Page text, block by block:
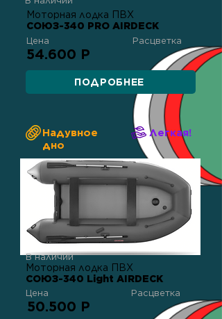
Моторная лодка ПВХ
СОЮЗ-340 PRO AIRDECK
Цена Расцветка
54.600 Р
ПОДРОБНЕЕ
Надувное
дно
Легкая!
В наличии
Моторная лодка ПВХ
СОЮЗ-340 Light AIRDECK
Расцветка
Цена
50.500 Р